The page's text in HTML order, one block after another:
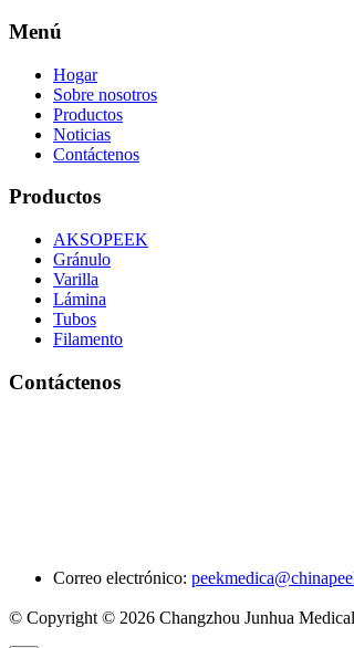
Menú
Hogar
Sobre nosotros
Productos
Noticias
Contáctenos
Productos
AKSOPEEK
Gránulo
Varilla
Lámina
Tubos
Filamento
Contáctenos
Correo electrónico:
© Copyright © 2026 Changzhou Junhua